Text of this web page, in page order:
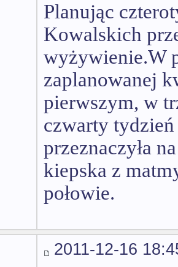
Planując
Kowalskich
wyżywienie.W
zaplanowanej
pierwszym, w
czwarty tydzień
przeznaczyła
kiepska z
połowie.
2011-12-16